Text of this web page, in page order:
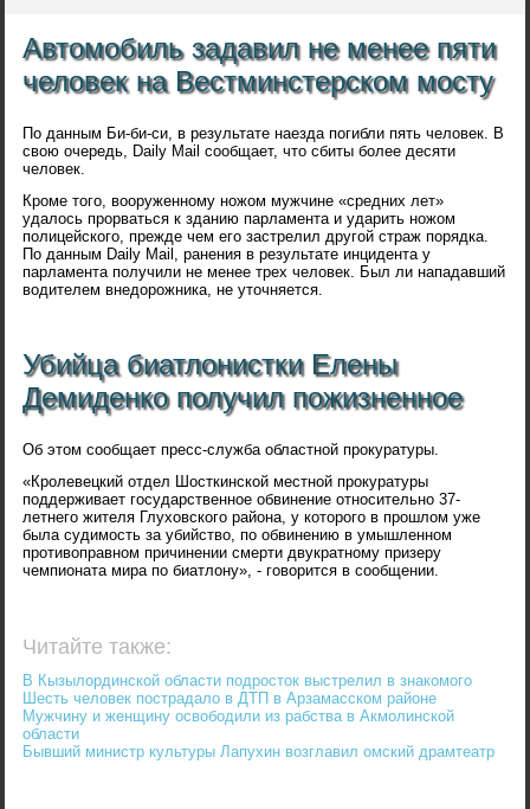
Автомобиль задавил не менее пяти
человек на Вестминстерском мосту
По данным Би-би-си, в результате наезда погибли пять человек. В
свою очередь, Daily Mail сообщает, что сбиты более десяти
человек.
Кроме того, вооруженному ножом мужчине «средних лет»
удалось прорваться к зданию парламента и ударить ножом
полицейского, прежде чем его застрелил другой страж порядка.
По данным Daily Mail, ранения в результате инцидента у
парламента получили не менее трех человек. Был ли нападавший
водителем внедорожника, не уточняется.
Убийца биатлонистки Елены
Демиденко получил пожизненное
Об этом сообщает пресс-служба областной прокуратуры.
«Кролевецкий отдел Шосткинской местной прокуратуры
поддерживает государственное обвинение относительно 37-
летнего жителя Глуховского района, у которого в прошлом уже
была судимость за убийство, по обвинению в умышленном
противоправном причинении смерти двукратному призеру
чемпионата мира по биатлону», - говорится в сообщении.
Читайте также:
В Кызылординской области подросток выстрелил в знакомого
Шесть человек пострадало в ДТП в Арзамасском районе
Мужчину и женщину освободили из рабства в Акмолинской
области
Бывший министр культуры Лапухин возглавил омский драмтеатр